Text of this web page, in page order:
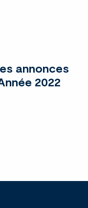
annonces
2022